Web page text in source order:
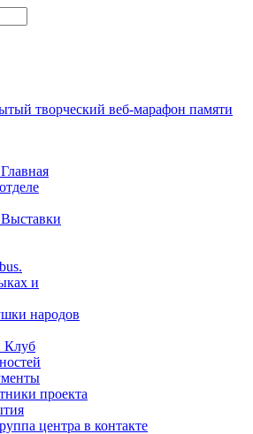
творческий веб-марафон памяти
Главная
и
народов
Клуб
проекта
центра в контакте